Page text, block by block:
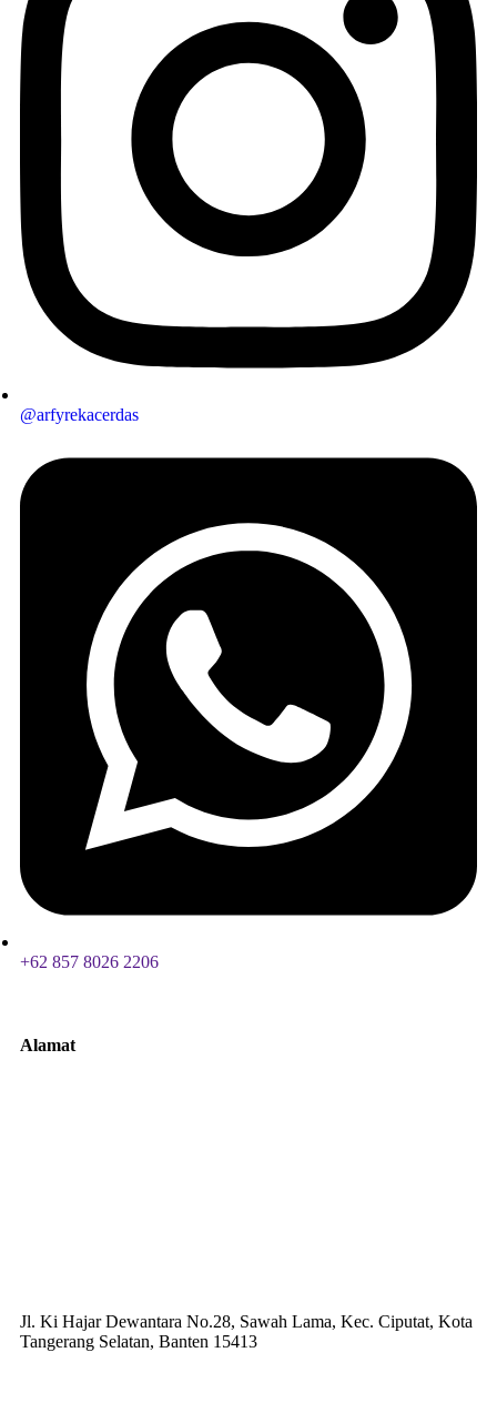
@arfyrekacerdas
+62 857 8026 2206
Alamat
Jl. Ki Hajar Dewantara No.28, Sawah Lama, Kec. Ciputat, Kota
Tangerang Selatan, Banten 15413